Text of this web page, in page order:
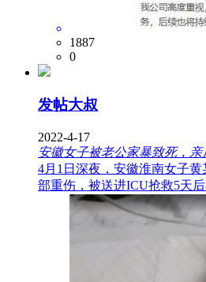
1887
0
发帖大叔
2022-4-17
安徽女子被老公家暴致死，
4月1日深夜，安徽淮南女子
部重伤，被送进ICU抢救5天